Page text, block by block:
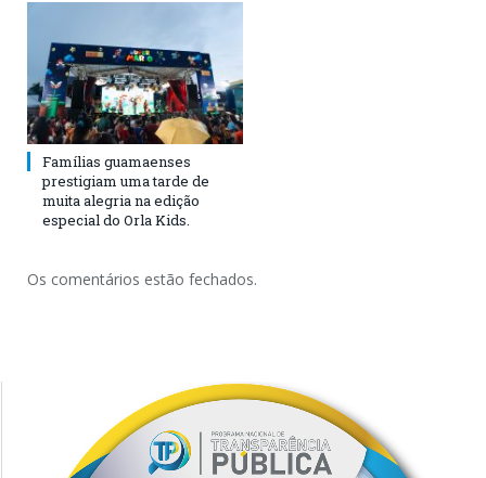
Famílias guamaenses
prestigiam uma tarde de
muita alegria na edição
especial do Orla Kids.
Os comentários estão fechados.